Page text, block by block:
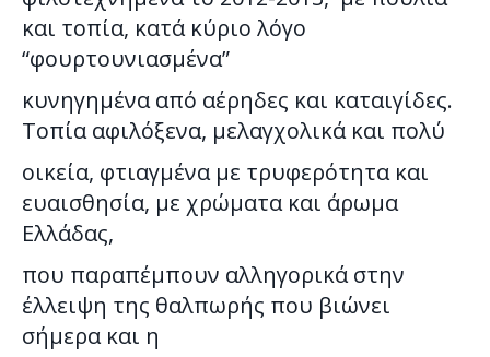
και τοπία, κατά κύριο λόγο
“φουρτουνιασμένα”
κυνηγημένα από αέρηδες και καταιγίδες.
Τοπία αφιλόξενα, μελαγχολικά και πολύ
οικεία, φτιαγμένα με τρυφερότητα και
ευαισθησία, με χρώματα και άρωμα
Ελλάδας,
που παραπέμπουν αλληγορικά στην
έλλειψη της θαλπωρής που βιώνει
σήμερα και η